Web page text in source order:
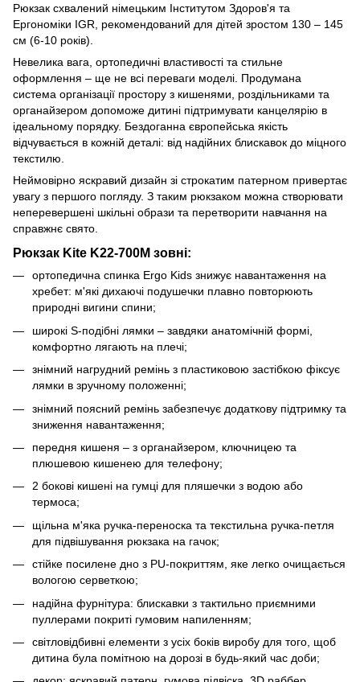
Рюкзак схвалений німецьким Інститутом Здоров'я та
Ергономіки IGR, рекомендований для дітей зростом 130 – 145
см (6-10 років).
Невелика вага, ортопедичні властивості та стильне
оформлення – ще не всі переваги моделі. Продумана
система організації простору з кишенями, роздільниками та
органайзером допоможе дитині підтримувати канцелярію в
ідеальному порядку. Бездоганна європейська якість
відчувається в кожній деталі: від надійних блискавок до міцного
текстилю.
Неймовірно яскравий дизайн зі строкатим патерном привертає
увагу з першого погляду. З таким рюкзаком можна створювати
неперевершені шкільні образи та перетворити навчання на
справжнє свято.
Рюкзак Kite K22-700M зовні:
ортопедична спинка Ergo Kids знижує навантаження на
хребет: м'які дихаючі подушечки плавно повторюють
природні вигини спини;
широкі S-подібні лямки – завдяки анатомічній формі,
комфортно лягають на плечі;
знімний нагрудний ремінь з пластиковою застібкою фіксує
лямки в зручному положенні;
знімний поясний ремінь забезпечує додаткову підтримку та
зниження навантаження;
передня кишеня – з органайзером, ключницею та
плюшевою кишенею для телефону;
2 бокові кишені на гумці для пляшечки з водою або
термоса;
щільна м'яка ручка-переноска та текстильна ручка-петля
для підвішування рюкзака на гачок;
стійке посилене дно з PU-покриттям, яке легко очищається
вологою серветкою;
надійна фурнітура: блискавки з тактильно приємними
пуллерами покриті гумовим напиленням;
світловідбивні елементи з усіх боків виробу для того, щоб
дитина була помітною на дорозі в будь-який час доби;